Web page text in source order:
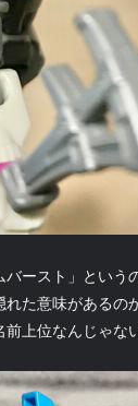
ースト」という
た意味があるの
上位なんじゃな